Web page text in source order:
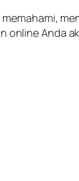
online Anda